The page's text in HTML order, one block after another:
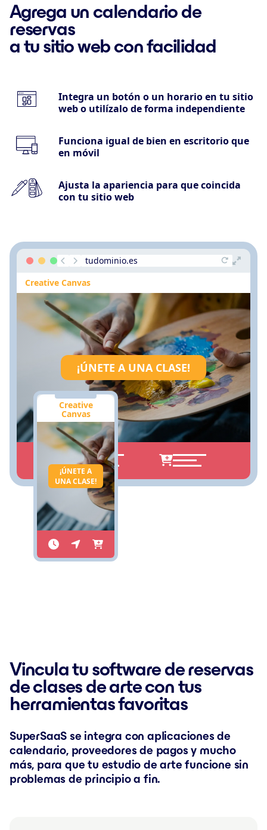
Agrega un calendario de
reservas
a tu sitio web con facilidad
Integra un botón o un horario en tu sitio
web o utilízalo de forma independiente
Funciona igual de bien en escritorio que
en móvil
Ajusta la apariencia para que coincida
con tu sitio web
tudominio.es
Creative Canvas
¡ÚNETE A UNA CLASE!
Creative
Canvas
¡ÚNETE A
UNA CLASE!
Vincula tu software de reservas
de clases de arte con tus
herramientas favoritas
SuperSaaS se integra con aplicaciones de
calendario, proveedores de pagos y mucho
más, para que tu estudio de arte funcione sin
problemas de principio a fin.